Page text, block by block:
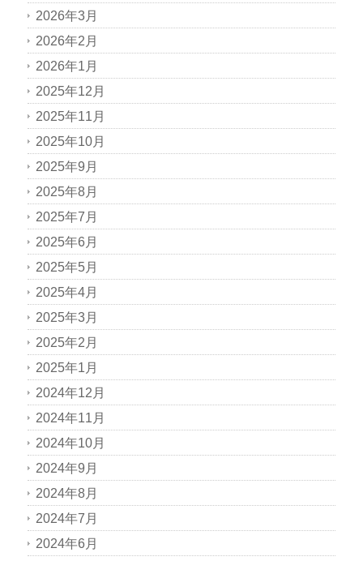
2026年3月
2026年2月
2026年1月
2025年12月
2025年11月
2025年10月
2025年9月
2025年8月
2025年7月
2025年6月
2025年5月
2025年4月
2025年3月
2025年2月
2025年1月
2024年12月
2024年11月
2024年10月
2024年9月
2024年8月
2024年7月
2024年6月